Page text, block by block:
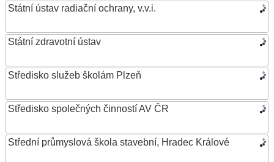
Státní ústav radiační ochrany, v.v.i.
Státní zdravotní ústav
Středisko služeb školám Plzeň
Středisko společných činností AV ČR
Střední průmyslová škola stavební, Hradec Králové